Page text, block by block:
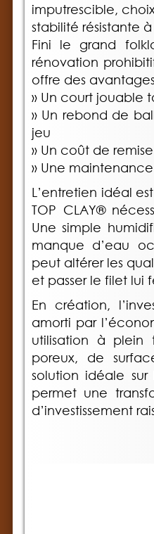
imputrescible,
stabilité résistante
Fini le grand
rénovation
offre des
» Un court jouable
» Un rebond de
jeu
» Un coût de
» Une
L’entretien idéal
TOP CLAY®
Une simple
manque d’eau
peut altérer les
et passer le filet lui
En création,
amorti par
utilisation à plein
poreux, de
solution idéale
permet une
d’investissement